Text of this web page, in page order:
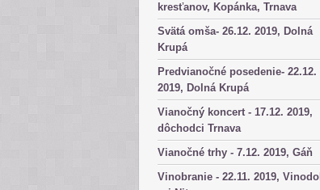
kresťanov, Kopánka, Trnava
Svätá omša- 26.12. 2019, Dolná
Krupá
Predvianočné posedenie- 22.12.
2019, Dolná Krupá
Vianočný koncert - 17.12. 2019,
dôchodci Trnava
Vianočné trhy - 7.12. 2019, Gáň
Vinobranie - 22.11. 2019, Vinodol